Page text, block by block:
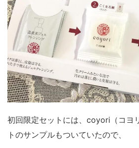
初回限定セットには、coyori（コヨ
トのサンプルもついていたので、